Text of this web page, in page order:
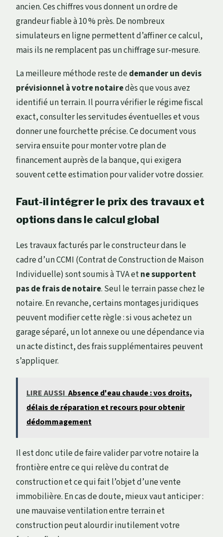
ancien. Ces chiffres vous donnent un ordre de
grandeur fiable à 10 % près. De nombreux
simulateurs en ligne permettent d’affiner ce calcul,
mais ils ne remplacent pas un chiffrage sur-mesure.
La meilleure méthode reste dedemander un devis
prévisionnel à votre notairedès que vous avez
identifié un terrain. Il pourra vérifier le régime fiscal
exact, consulter les servitudes éventuelles et vous
donner une fourchette précise. Ce document vous
servira ensuite pour monter votre plan de
financement auprès de la banque, qui exigera
souvent cette estimation pour valider votre dossier.
Faut-il intégrer le prix des travaux et
options dans le calcul global
Les travaux facturés par le constructeur dans le
cadre d’un CCMI (Contrat de Construction de Maison
Individuelle) sont soumis à TVA etne supportent
pas de frais de notaire. Seul le terrain passe chez le
notaire. En revanche, certains montages juridiques
peuvent modifier cette règle : si vous achetez un
garage séparé, un lot annexe ou une dépendance via
un acte distinct, des frais supplémentaires peuvent
s’appliquer.
LIRE AUSSI Absence d'eau chaude : vos droits,
délais de réparation et recours pour obtenir
dédommagement
Il est donc utile de faire valider par votre notaire la
frontière entre ce qui relève du contrat de
construction et ce qui fait l’objet d’une vente
immobilière. En cas de doute, mieux vaut anticiper :
une mauvaise ventilation entre terrain et
construction peut alourdir inutilement votre